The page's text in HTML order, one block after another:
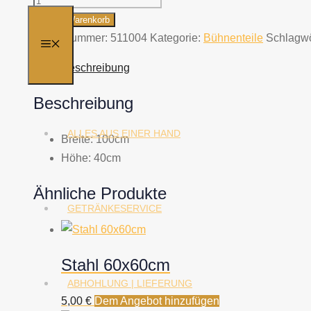
MENÜ
ALLES AUS EINER HAND
GETRÄNKESERVICE
ABHOHLUNG | LIEFERUNG
Menge
In den Warenkorb
Artikelnummer: 511004 Kategorie: Bühnenteile
Beschreibung
Beschreibung
Breite: 100cm
Höhe: 40cm
Ähnliche Produkte
Stahl 60x60cm
5,00 € Dem Angebot hinzufügen